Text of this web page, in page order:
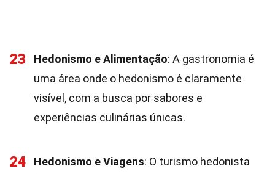
23 Hedonismo e Alimentação: A gastronomia é
uma área onde o hedonismo é claramente
visível, com a busca por sabores e
experiências culinárias únicas.
24 Hedonismo e Viagens: O turismo hedonista